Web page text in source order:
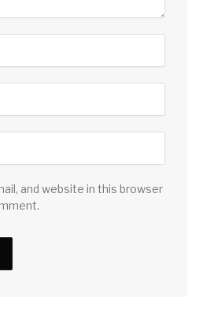
and website in this browser